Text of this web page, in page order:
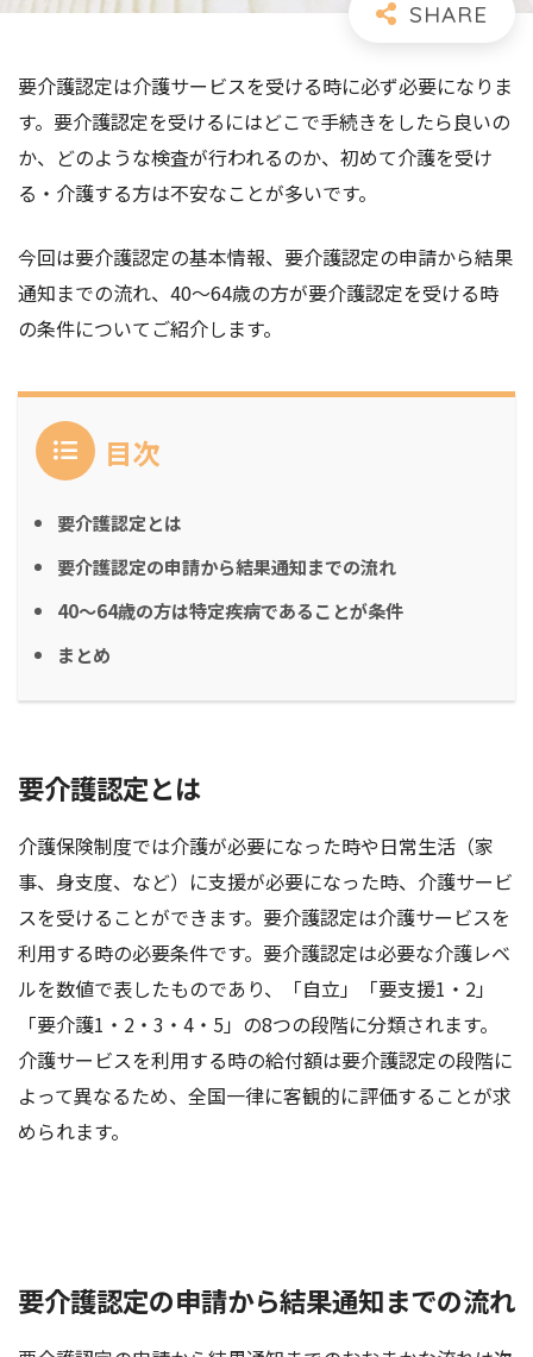
要介護認定は介護サービスを受ける時に必ず必要になりま
す。要介護認定を受けるにはどこで手続きをしたら良いの
か、どのような検査が行われるのか、初めて介護を受け
る・介護する方は不安なことが多いです。
今回は要介護認定の基本情報、要介護認定の申請から結果
通知までの流れ、40～64歳の方が要介護認定を受ける時
の条件についてご紹介します。
目次
要介護認定とは
要介護認定の申請から結果通知までの流れ
40～64歳の方は特定疾病であることが条件
まとめ
要介護認定とは
介護保険制度では介護が必要になった時や日常生活（家
事、身支度、など）に支援が必要になった時、介護サービ
スを受けることができます。要介護認定は介護サービスを
利用する時の必要条件です。要介護認定は必要な介護レベ
ルを数値で表したものであり、「自立」「要支援1・2」
「要介護1・2・3・4・5」の8つの段階に分類されます。
介護サービスを利用する時の給付額は要介護認定の段階に
よって異なるため、全国一律に客観的に評価することが求
められます。
要介護認定の申請から結果通知までの流れ